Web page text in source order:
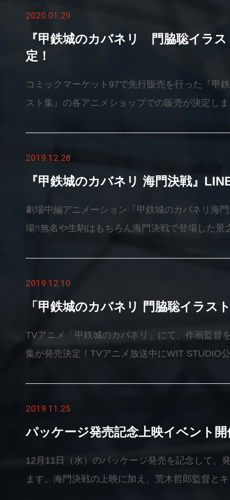
&nbsp;&nbsp;&nbsp;&nbsp;受賞作品ページ：
mediaarts.jp/award/animation/
2020.01.29
『甲鉄城のカバネリ 門脇聡イラス
定！
コミックマーケット97で先行販売を行った『甲
スト集』の各アニメショップでの販売が決定し
送中にWIT STUDIO公式Twitter、Instagramに投
収録！表紙は劇場中編アニメーション『甲鉄城
ショップアニメイトとらのあなジーストア
カフェ4店舗（東京・大阪・北九州・名古屋）
2019.12.28
『甲鉄城のカバネリ 海門決戦』
劇場中編アニメーション『甲鉄城のカバネリ海
場!!無名や生駒はもちろん海門決戦で登場した景
戦』LINEスタンプ＜価 格＞120円（５０コイ
2019.12.10
「甲鉄城のカバネリ 門脇聡イラス
TVアニメ「甲鉄城のカバネリ」にて、作画監督
集が発売決定！TVアニメ放送中にWIT STUDIO
本人によるコメントが全ページに追加され、見
す。&nbsp;【商品概要】＜商品名＞甲鉄城のカ
12月28日※コミックマーケット97以降の販売は
式サイトならびに公式Twitterにてご案内いたし
2019.11.25
パッケージ発売記念上映イベント開
12月11日（水）のパッケージ発売を記念して、
ます。海門決戦の上映に加え、荒木哲郎監督と